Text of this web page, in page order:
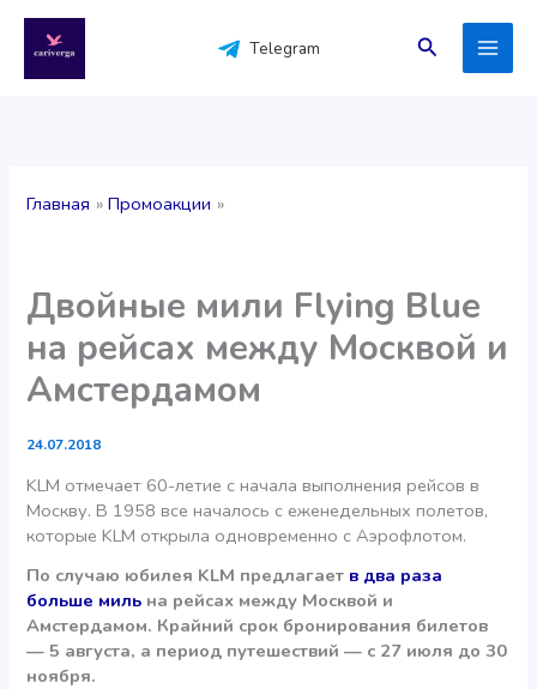
содержимому
Telegram Поиск
Главная Промоакции
Двойные мили Flying Blue
на рейсах между Москвой и
Амстердамом
24.07.2018
KLM отмечает 60-летие с начала выполнения рейсов в
Москву. В 1958 все началось с еженедельных полетов,
которые KLM открыла одновременно с Аэрофлотом.
По случаю юбилея KLM предлагает в два раза
больше миль на рейсах между Москвой и
Амстердамом. Крайний срок бронирования билетов
— 5 августа, а период путешествий — с 27 июля до 30
ноября.